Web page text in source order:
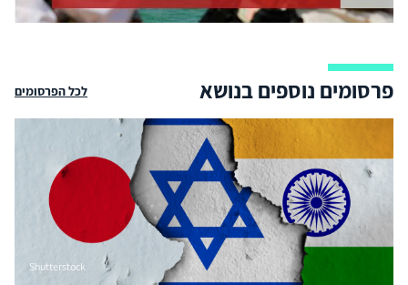
פרסומים נוספים בנושא לכל הפרסומים
Shutterstock